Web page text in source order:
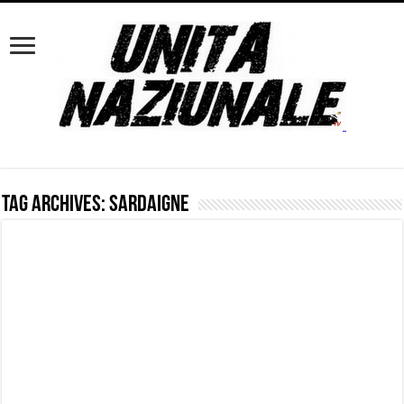
Tag Archives:Sardaigne